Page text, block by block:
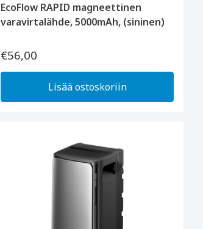
EcoFlow RAPID magneettinen
varavirtalähde, 5000mAh, (sininen)
€56,00
Lisää ostoskoriin